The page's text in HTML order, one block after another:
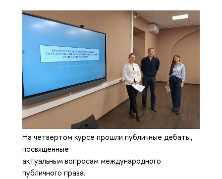
На четвертом курсе прошли публичные дебаты,
посвященные
актуальным вопросам международного
публичного права.